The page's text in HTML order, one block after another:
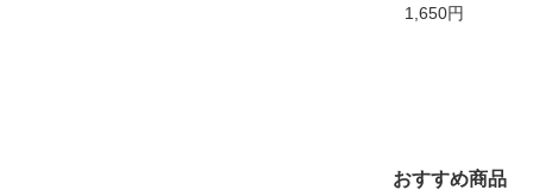
1,650円
おすすめ商品